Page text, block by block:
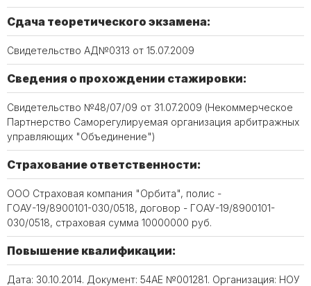
Сдача теоретического экзамена:
Свидетельство АД№0313 от 15.07.2009
Сведения о прохождении стажировки:
Свидетельство №48/07/09 от 31.07.2009 (Некоммерческое
Партнерство Саморегулируемая организация арбитражных
управляющих "Объединение")
Страхование ответственности:
ООО Страховая компания "Орбита", полис -
ГОАУ-19/8900101-030/0518, договор - ГОАУ-19/8900101-
030/0518, страховая сумма 10000000 руб.
Повышение квалификации:
Дата: 30.10.2014. Документ: 54АЕ №001281. Организация: НОУ